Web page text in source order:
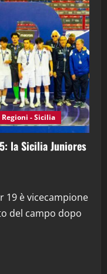
28^ Puntata
2026)
Sport News
27^ Puntata
2026)
26^ Puntata
- Sicilia
la Sicilia Juniores
19 è vicecampione
del campo dopo